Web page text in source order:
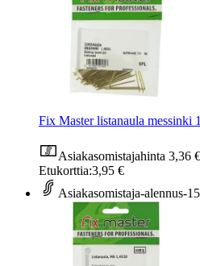
Fix Master listanaula messinki
Asiakasomistajahinta 3,36 €
Etukorttia:3,95 €
Asiakasomistaja-alennus-